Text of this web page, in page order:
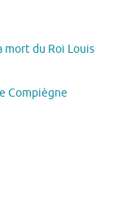
mort du Roi Louis
Compiègne